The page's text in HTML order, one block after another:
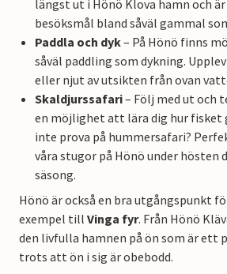
längst ut i Hönö Klova hamn och
besöksmål bland såväl gammal
Paddla och dyk– På Hönö finns
såväl paddling som dykning.
eller njut av utsikten från ovan
Skaldjurssafari– Följ med ut och
en möjlighet att lära dig hur fisket
inte prova på hummersafari?
våra stugor på Hönö under hösten
säsong.
Hönö är också en bra utgångspunkt
exempel till Vinga fyr. Från Hönö
den livfulla hamnen på ön som är ett
trots att ön i sig är obebodd.